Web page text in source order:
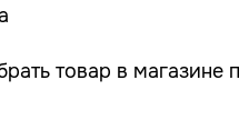
товар в